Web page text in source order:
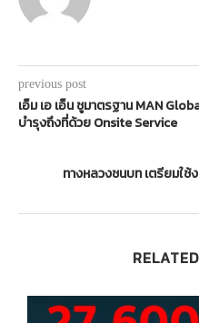
previous post
เอ็ม เอ เอ็น ชูมาตรฐาน MAN
บำรุงถึงที่ด้วย Onsite Service
ทางหลวงชนบท เตรียมใช้